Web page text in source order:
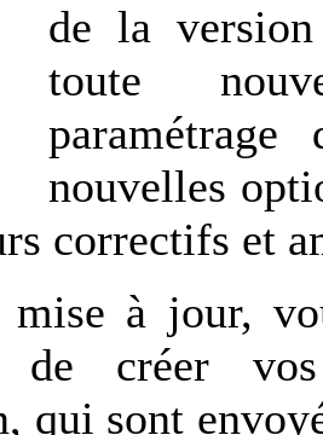
de la
toute
nouvelles
correctifs et
mise à jour,
de créer
qui sont